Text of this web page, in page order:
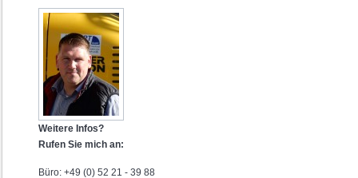
Weitere Infos?
Rufen Sie mich an:
Büro: +49 (0) 52 21 - 39 88